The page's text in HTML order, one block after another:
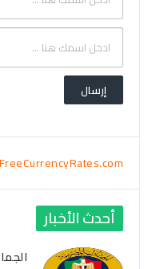
FreeCurrencyRates.com
أحدث الأخبار